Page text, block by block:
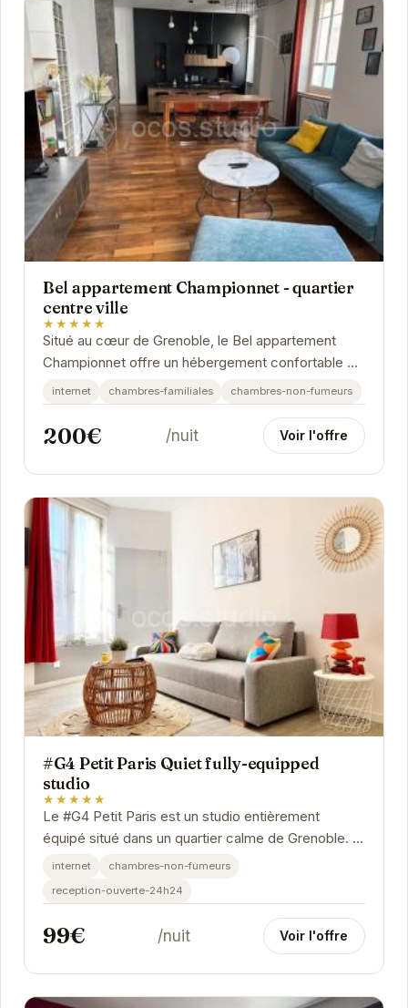
Bel appartement Championnet - quartier
centre ville
★★★★★
Situé au cœur de Grenoble, le Bel appartement
Championnet offre un hébergement confortable et
moderne. Idéal pour les familles et les groupes...
internet chambres-familiales chambres-non-fumeurs
200€ /nuit Voir l'offre
#G4 Petit Paris Quiet fully-equipped
studio
★★★★★
Le #G4 Petit Paris est un studio entièrement
équipé situé dans un quartier calme de Grenoble. Il
offre un espace de vie confortable et...
internet
chambres-non-fumeurs
reception-ouverte-24h24
99€ /nuit Voir l'offre